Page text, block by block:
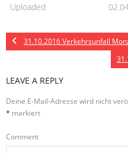
Uploaded
31.10.2016 Verkehrsunfall
LEAVE A REPLY
Deine E-Mail-Adresse wird nicht
* markiert
Comment